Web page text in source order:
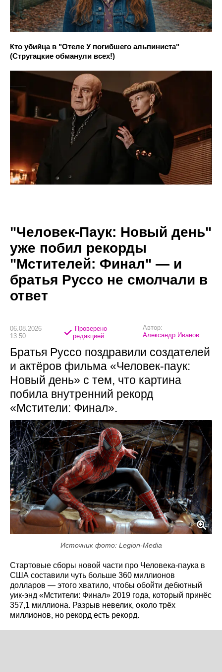
Кто убийца в "Отеле У погибшего альпиниста"
(Стругацкие обманули всех!)
"Человек-Паук: Новый день"
уже побил рекорды
"Мстителей: Финал" — и
братья Руссо не смолчали в
ответ
06.08.2026
13:50
Проверено
редакцией
Автор:
Александр Иванов
Братья Руссо поздравили создателей
и актёров фильма «Человек-паук:
Новый день» с тем, что картина
побила внутренний рекорд
«Мстители: Финал».
Источник фото: Legion-Media
Стартовые сборы новой части про Человека-паука в
США составили чуть больше 360 миллионов
долларов — этого хватило, чтобы обойти дебютный
уик-энд «Мстители: Финал» 2019 года, который принёс
357,1 миллиона. Разрыв невелик, около трёх
миллионов, но рекорд есть рекорд.